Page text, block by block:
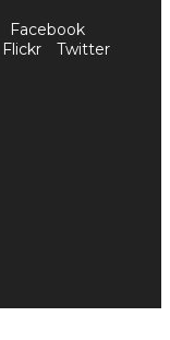
Facebook
Flickr Twitter